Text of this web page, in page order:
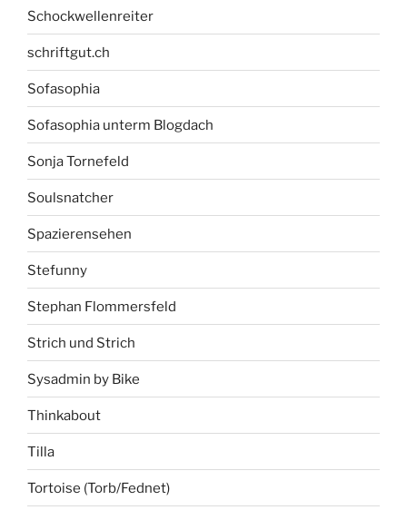
Schockwellenreiter
schriftgut.ch
Sofasophia
Sofasophia unterm Blogdach
Sonja Tornefeld
Soulsnatcher
Spazierensehen
Stefunny
Stephan Flommersfeld
Strich und Strich
Sysadmin by Bike
Thinkabout
Tilla
Tortoise (Torb/Fednet)